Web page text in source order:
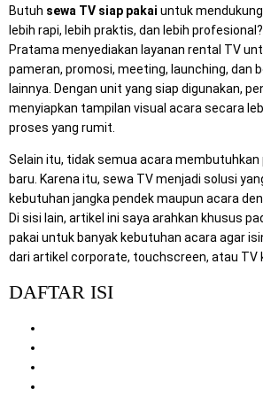
Butuh sewa TV siap pakai untuk
lebih rapi, lebih praktis, dan lebih
Pratama menyediakan layanan rental TV
pameran, promosi, meeting, launching, dan
lainnya. Dengan unit yang siap digunakan,
menyiapkan tampilan visual acara secara
proses yang rumit.
Selain itu, tidak semua acara
baru. Karena itu, sewa TV menjadi solusi
kebutuhan jangka pendek maupun acara
Di sisi lain, artikel ini saya arahkan khusus
pakai untuk banyak kebutuhan acara agar
dari artikel corporate, touchscreen, atau TV
DAFTAR ISI